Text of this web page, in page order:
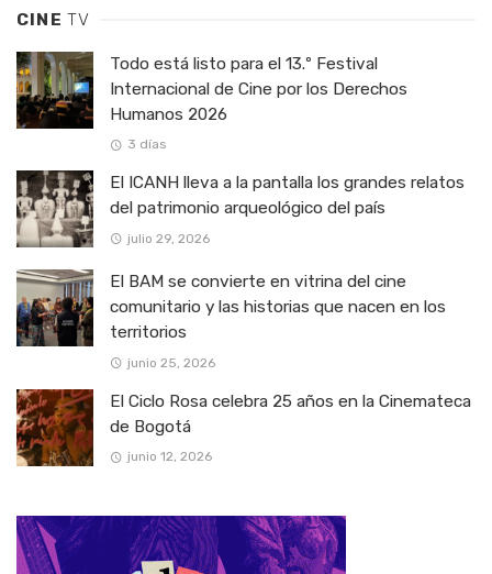
CINETV
Todo está listo para el 13.º Festival
Internacional de Cine por los Derechos
Humanos 2026
3 días
El ICANH lleva a la pantalla los grandes relatos
del patrimonio arqueológico del país
julio 29, 2026
El BAM se convierte en vitrina del cine
comunitario y las historias que nacen en los
territorios
junio 25, 2026
El Ciclo Rosa celebra 25 años en la Cinemateca
de Bogotá
junio 12, 2026